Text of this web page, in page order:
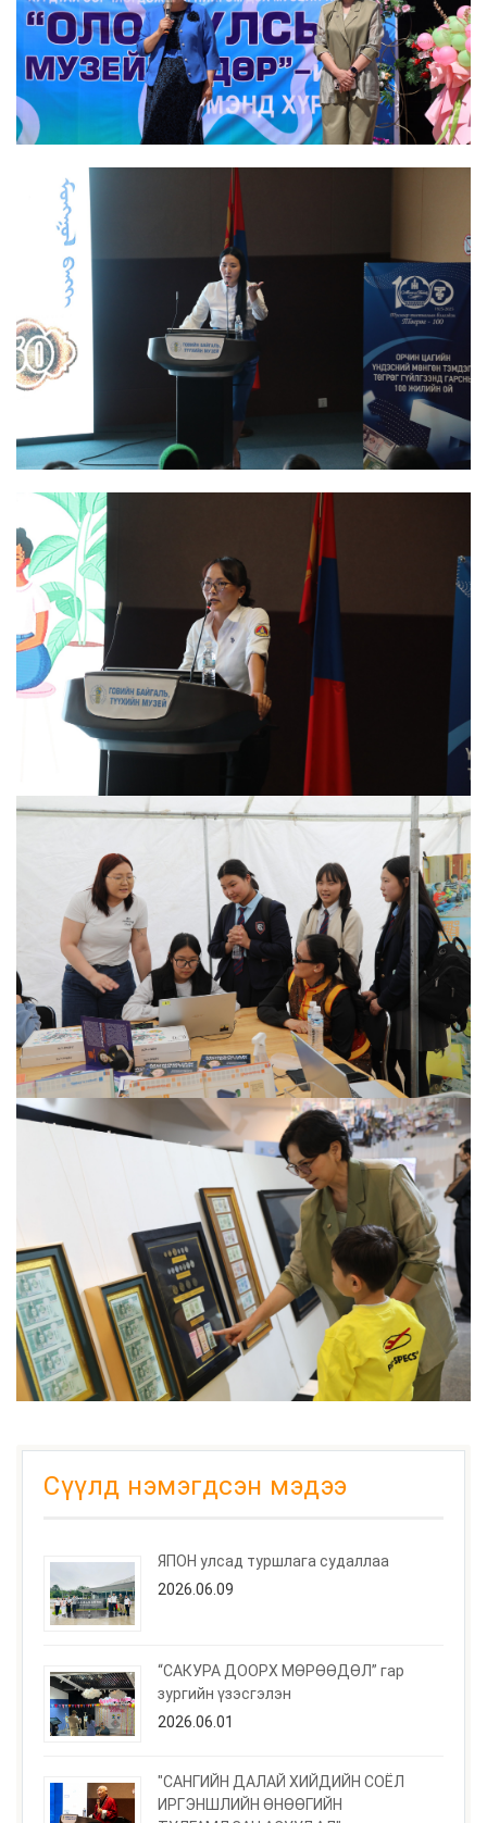
Сүүлд нэмэгдсэн мэдээ
ЯПОН улсад туршлага судаллаа
2026.06.09
“САКУРА ДООРХ МӨРӨӨДӨЛ” гар
зургийн үзэсгэлэн
2026.06.01
"САНГИЙН ДАЛАЙ ХИЙДИЙН СОЁЛ
ИРГЭНШЛИЙН ӨНӨӨГИЙН